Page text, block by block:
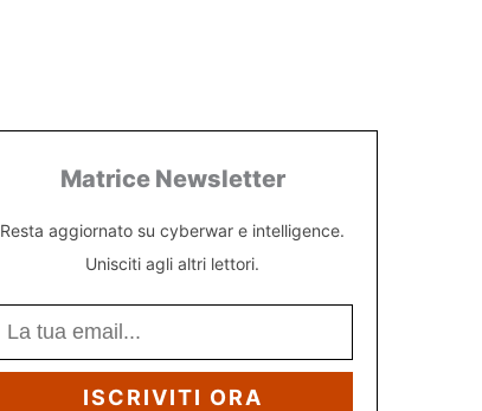
Matrice Newsletter
Resta aggiornato su cyberwar e intelligence.
Unisciti agli altri lettori.
ISCRIVITI ORA